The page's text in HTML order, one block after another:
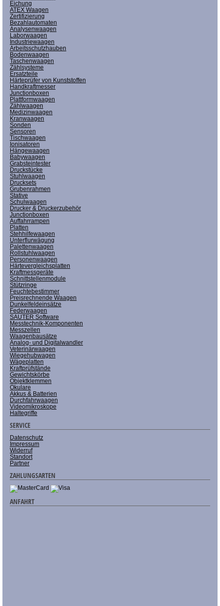
Eichung
ATEX Waagen
Zertifizierung
Bezahlautomaten
Analysenwaagen
Laborwaagen
Industriewaagen
Arbeitsschutzhauben
Bodenwaagen
Taschenwaagen
Zählsysteme
Ersatzteile
Härteprüfer von Kunststoffen
Handkraftmesser
Junctionboxen
Plattformwaagen
Zählwaagen
Medizinwaagen
Kranwaagen
Sonden
Sensoren
Tischwaagen
Ionisatoren
Hängewaagen
Babywaagen
Grabsteintester
Druckstücke
Stuhlwaagen
Drucksets
Grubenrahmen
Stative
Schulwaagen
Drucker & Druckerzubehör
Junctionboxen
Auffahrrampen
Platten
Stehhilfewaagen
Unterflurwägung
Palettenwaagen
Rollstuhlwaagen
Personenwaagen
Härtevergleichsplatten
Kraftmessgeräte
Schnittstellenmodule
Stützringe
Feuchtebestimmer
Preisrechnende Waagen
Dunkelfeldeinsätze
Federwaagen
SAUTER Software
Messtechnik-Komponenten
Messzellen
Waagenbausätze
Analog- und Digitalwandler
Veterinärwaagen
Wiegehubwagen
Wägeplatten
Kraftprüfstände
Gewichtskörbe
Objektklemmen
Okulare
Akkus & Batterien
Durchfahrwaagen
Videomikroskope
Haltegriffe
SERVICE
Datenschutz
Impressum
Widerruf
Standort
Partner
ZAHLUNGSARTEN
ANFAHRT